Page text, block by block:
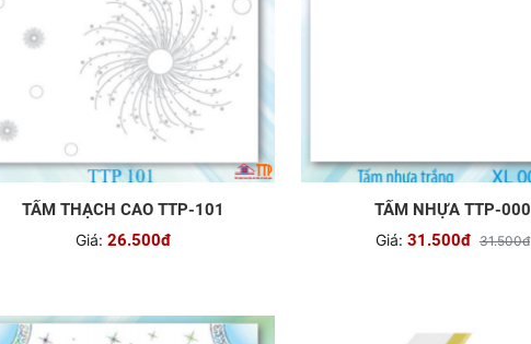
TẤM THẠCH CAO TTP-101
Giá: 26.500đ
TẤM NHỰA TTP-000
Giá: 31.500đ 31.500đ